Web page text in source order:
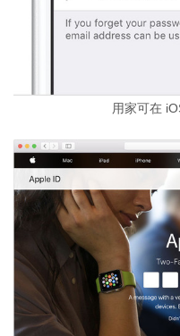
用家可在